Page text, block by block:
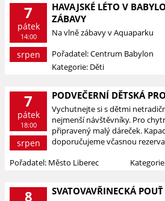
7
pátek
14:00
srpen
HAVAJSKÉ LÉTO V
ZÁBAVY
Na vlně zábavy v Aquaparku
Pořadatel: Centrum Babylon
Kategorie: Děti
7
pátek
18:00
srpen
PODVEČERNÍ DĚTSKÁ
Vychutnejte si s dětmi
nejmenší návštěvníky. Pro
připravený malý dáreček.
doporučujeme včasnou
Pořadatel: Město Liberec
8 SVATOVAVŘINECKÁ POUŤ